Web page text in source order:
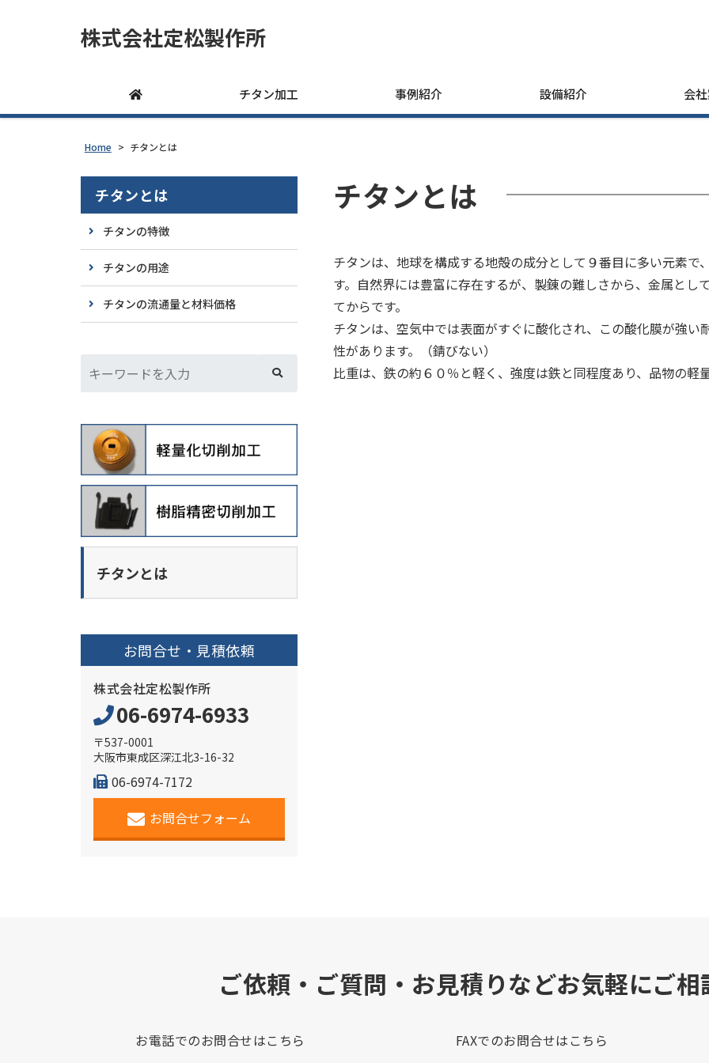
株式会社定松製作所
チタン加工 事例紹介 設備紹介 会
Home > チタンとは
チタンとは
チタンは、地球を構成する地殻の成分として９番目に多い元素
す。自然界には豊富に存在するが、製錬の難しさから、金属とし
てからです。
チタンは、空気中では表面がすぐに酸化され、この酸化膜が強
性があります。（錆びない）
比重は、鉄の約６０％と軽く、強度は鉄と同程度あり、品物の軽
チタンとは
チタンの特徴
チタンの用途
チタンの流通量と材料価格
チタンとは
お問合せ・見積依頼
株式会社定松製作所
06-6974-6933
〒537-0001
大阪市東成区深江北3-16-32
06-6974-7172
お問合せフォーム
ご依頼・ご質問・お見積りなどお気軽にご相
お電話でのお問合せはこちら FAXでのお問合せはこちら